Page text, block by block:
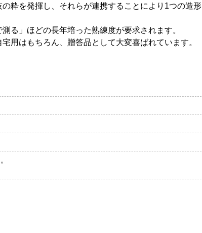
粋を発揮し、それらが連携することにより1つの造形
る」ほどの長年培った熟練度が要求されます。
用はもちろん、贈答品として大変喜ばれています。